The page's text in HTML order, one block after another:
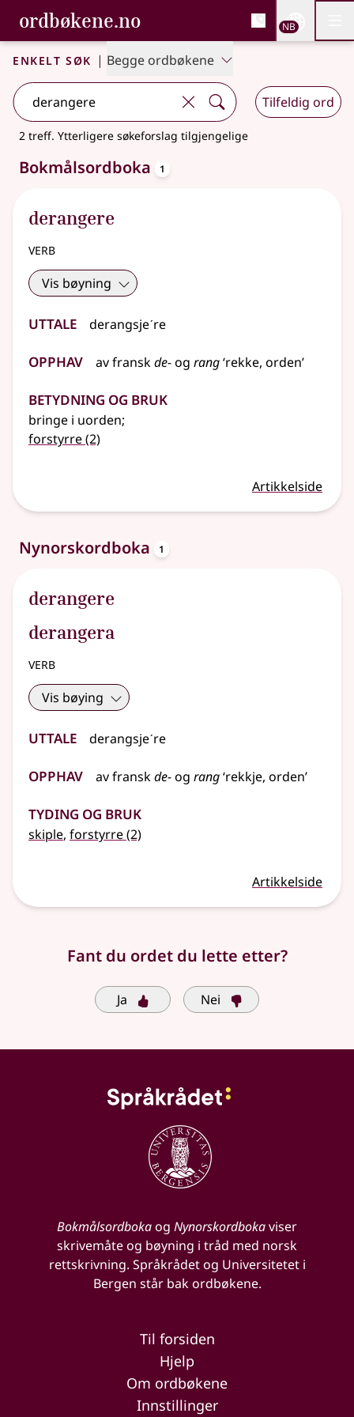
Gå til hovedinnhold
Tilgjengelighet
ordbøkene.no, Bokmålsordboka og
Bokmålsordboka og Nynorskordboka
NB
Enkelt søk | Begge ordbøkene
Tilfeldig ord
2 treff. Ytterligere søkeforslag tilgjengelige
Bokmålsordboka 1
derangere
verb
Vis bøyning
Uttale derangsjeˊre
Opphav avfranskde-og rang‘rekke, orden’
Betydning og bruk
bringe i uorden;
forstyrre(2)
Artikkelside
Nynorskordboka 1
derangere
derangera
verb
Vis bøying
Uttale derangsjeˊre
Opphav avfranskde-og rang‘rekkje, orden’
Tyding og bruk
skiple, forstyrre(2)
Artikkelside
Fant du ordet du lette etter?
Ja Nei
Bokmålsordbokaog Nynorskordbokaviser
skrivemåte og bøyning i tråd med norsk
rettskrivning. Språkrådet og Universitetet i
Bergen står bak ordbøkene.
Til forsiden
Hjelp
Om ordbøkene
Innstillinger